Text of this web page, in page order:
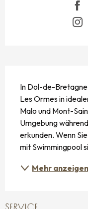
In Dol-de-
Les Ormes in
Malo und Mont-
Umgebung
erkunden. Wenn
mit Swimmingpool
Mehr anzeigen